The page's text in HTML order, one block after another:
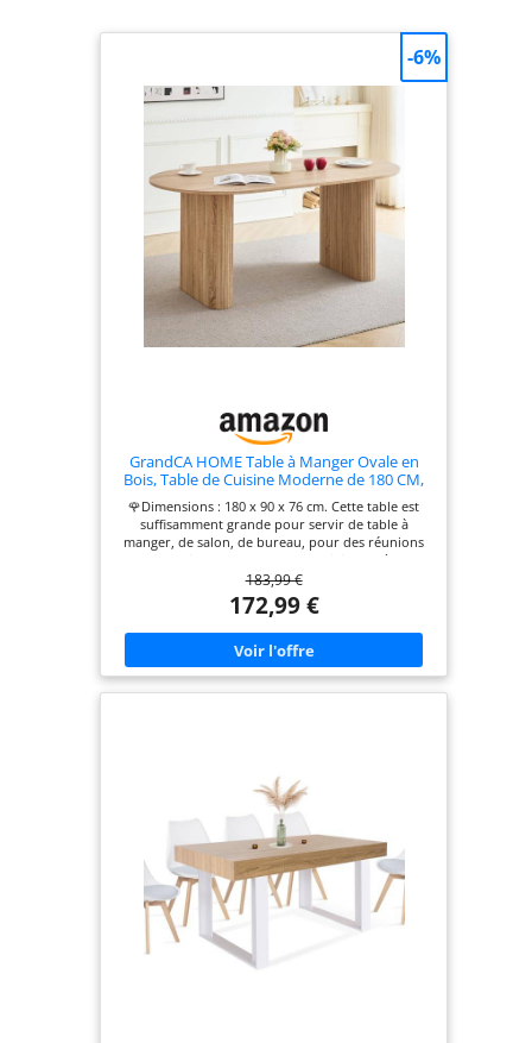
GrandCA HOME Table à Manger Ovale en
Bois, Table de Cuisine Moderne de 180 CM,
Grand Bureau en MDF pour 6 à 8 Personnes
(Marron Clair)
🌹Dimensions : 180 x 90 x 76 cm. Cette table est
suffisamment grande pour servir de table à
manger, de salon, de bureau, pour des réunions
de famille, etc. Elle peut accueillir de 6 à 8
personnes. 🌹Table de cuisine ovale moderne : Le
plateau est relié par trois panneaux MDF de haute
qualité. Lisse et plat, il présente une texture
naturelle du bois, originale et unique. Les pieds
sont équipés de patins antidérapants pour éviter
les rayures et améliorer la stabilité. 🌹Utilisation
multifonctionnelle : Cette table au design
Le plateau et les pieds de cette table à manger
sont lisses et plats, et les taches peuvent être
essuyées avec un chiffon humide, ce qui facilite le
nettoyage. 🌹Logistique et montage : Nos tables à
manger sont toutes livrées avec des instructions
de montage détaillées et sont faciles à monter. Le
plateau et les pieds de cette table à manger seront
expédiés séparément, ce qui donne lieu à deux
colis. Il est normal que vous receviez votre colis à
des moments différents.
183,99 €
172,99 €
-6%